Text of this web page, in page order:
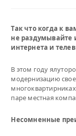
Так что когда к
не раздумывайте
интернета и
В этом году
модернизацию
паре местная
Несомненные